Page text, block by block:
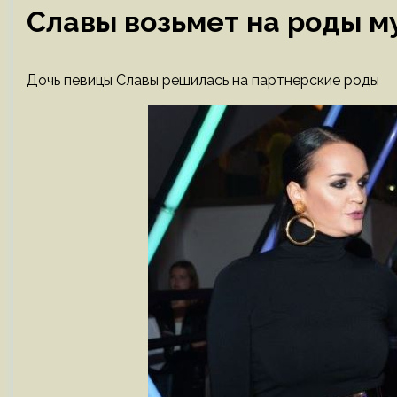
Славы возьмет на роды
Дочь певицы Славы решилась на партнерские роды